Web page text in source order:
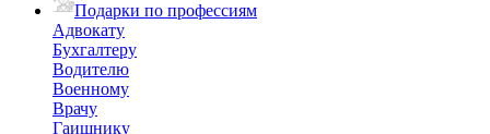
Подарки по профессиям
Адвокату
Бухгалтеру
Водителю
Военному
Врачу
Гаишнику